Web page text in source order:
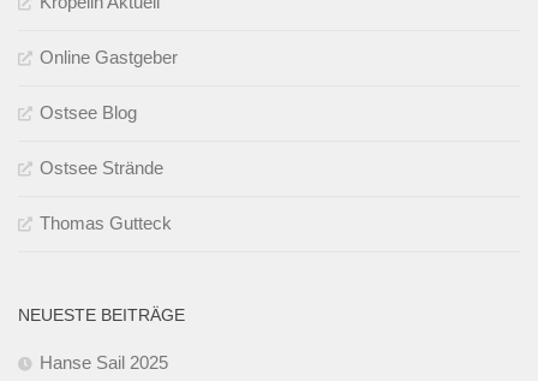
Online Gastgeber
Ostsee Blog
Ostsee Strände
Thomas Gutteck
NEUESTE BEITRÄGE
Hanse Sail 2025